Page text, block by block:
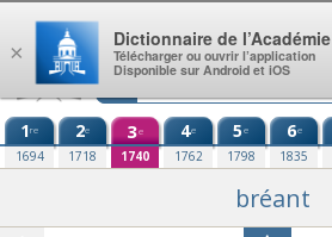
Aller au contenu
1re
1694
2e
1718
3e
1740
4e
1762
5e
1798
6e
1835
bréant
×
Dictionnaire de l’Académie
Télécharger ou ouvrir l’application
Disponible sur Android et iOS